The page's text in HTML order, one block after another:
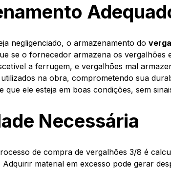
negligenciado, o armazenamento do
se o fornecedor armazena os vergalhões
a ferrugem, e vergalhões mal
na obra, comprometendo sua
que ele esteja em boas condições, sem
Necessária
de compra de vergalhões 3/8 é
material em excesso pode gerar